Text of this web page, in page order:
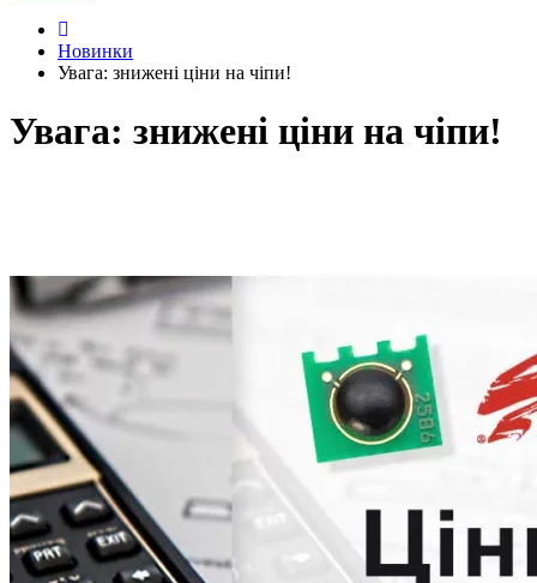
Новинки
Увага: знижені ціни на чіпи!
Увага: знижені ціни на чіпи!